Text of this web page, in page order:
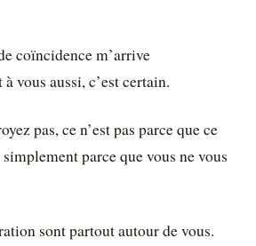
coïncidence m’arrive
vous aussi, c’est certain.
pas, ce n’est pas parce que ce
parce que vous ne vous
sont partout autour de vous.